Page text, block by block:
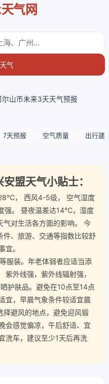
气网
气
尔山市未来3天天气预报
7天预报 空气质量 出行建
盟天气小贴士：
， 西风4-5级， 空气湿度
强。 昼夜温差达14℃，湿度
气对生活各方面的影响。 今
件、旅游、交通等指数比较舒
宜。
服装。年老体弱者应适当添
外线强，紫外线辐射强，
护肤品。避免在10点至14点
宜，早晨气象条件较适宜晨
择避风的地点，避免迎风锻
会感觉偏凉，午后舒适、宜
洗车，建议至少1天后再洗